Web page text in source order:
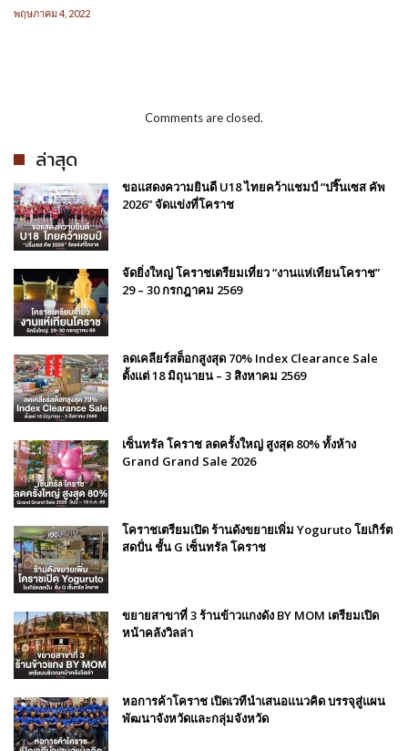
พฤษภาคม 4, 2022
Comments are closed.
ล่าสุด
ขอแสดงความยินดี U18 ไทยคว้าแชมป์ “ปริ๊นเซส คัพ
2026” จัดแข่งที่โคราช
จัดยิ่งใหญ่ โคราชเตรียมเที่ยว “งานแห่เทียนโคราช”
29 – 30 กรกฎาคม 2569
ลดเคลียร์สต็อกสูงสุด 70% Index Clearance Sale
ตั้งแต่ 18 มิถุนายน – 3 สิงหาคม 2569
เซ็นทรัล โคราช ลดครั้งใหญ่ สูงสุด 80% ทั้งห้าง
Grand Grand Sale 2026
โคราชเตรียมเปิด ร้านดังขยายเพิ่ม Yoguruto โยเกิร์ต
สดปั่น ชั้น G เซ็นทรัล โคราช
ขยายสาขาที่ 3 ร้านข้าวแกงดัง BY MOM เตรียมเปิด
หน้าคลังวิลล่า
หอการค้าโคราช เปิดเวทีนำเสนอแนวคิด บรรจุสู่แผน
พัฒนาจังหวัดและกลุ่มจังหวัด